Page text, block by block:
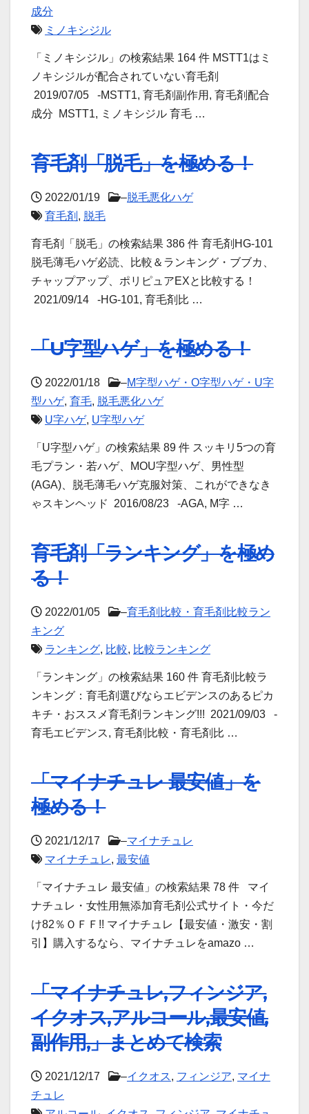
成分
ミノキシジル
「ミノキシジル」の検索結果 164 件 MSTT1はミ
ノキシジルが配合されていない育毛剤
2019/07/05 -MSTT1, 育毛剤副作用, 育毛剤配合
成分 MSTT1, ミノキシジル 育毛 …
育毛剤「脱毛」を極める！
2022/01/19 –脱毛悪化ハゲ
育毛剤 , 脱毛
育毛剤「脱毛」の検索結果 386 件 育毛剤HG-101
脱毛薄毛ハゲ必読、比較＆ランキング・ブブカ、
チャップアップ、ポリピュアEXと比較する！
2021/09/14 -HG-101, 育毛剤比 …
「U字型ハゲ」を極める！
2022/01/18 –M字型ハゲ・O字型ハゲ・U字
型ハゲ, 育毛, 脱毛悪化ハゲ
U字ハゲ, U字型ハゲ
「U字型ハゲ」の検索結果 89 件 スッキリ5つの育
毛プラン・若ハゲ、MOU字型ハゲ、男性型
(AGA)、脱毛薄毛ハゲ克服対策、これができなき
ゃスキンヘッド 2016/08/23 -AGA, M字 …
育毛剤「ランキング」を極め
る！
2022/01/05 –育毛剤比較・育毛剤比較ラン
キング
ランキング, 比較, 比較ランキング
「ランキング」の検索結果 160 件 育毛剤比較ラ
ンキング：育毛剤選びならエビデンスのあるピカ
キチ・おススメ育毛剤ランキング!!! 2021/09/03 -
育毛エビデンス, 育毛剤比較・育毛剤比 …
「マイナチュレ 最安値」を
極める！
2021/12/17 –マイナチュレ
マイナチュレ, 最安値
「マイナチュレ 最安値」の検索結果 78 件 マイ
ナチュレ・女性用無添加育毛剤公式サイト・今だ
け82％ＯＦＦ!! マイナチュレ【最安値・激安・割
引】購入するなら、マイナチュレをamazo …
「マイナチュレ,フィンジア,
イクオス,アルコール,最安値,
副作用,」まとめて検索
2021/12/17 –イクオス, フィンジア, マイナ
チュレ